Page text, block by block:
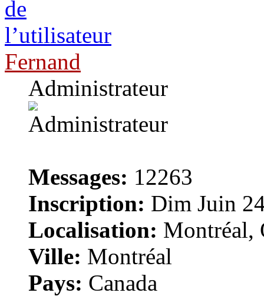
Fernand
Administrateur
Messages: 12263
Inscription: Dim Juin
Localisation: Montréal,
Ville: Montréal
Pays: Canada